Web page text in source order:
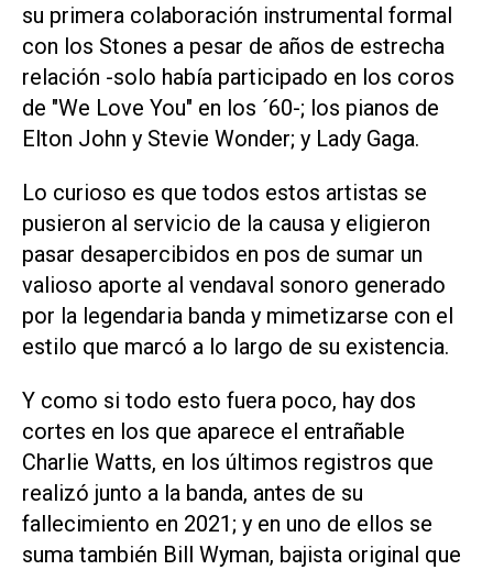
su primera colaboración instrumental formal
con los Stones a pesar de años de estrecha
relación -solo había participado en los coros
de "We Love You" en los ´60-; los pianos de
Elton John y Stevie Wonder; y Lady Gaga.
Lo curioso es que todos estos artistas se
pusieron al servicio de la causa y eligieron
pasar desapercibidos en pos de sumar un
valioso aporte al vendaval sonoro generado
por la legendaria banda y mimetizarse con el
estilo que marcó a lo largo de su existencia.
Y como si todo esto fuera poco, hay dos
cortes en los que aparece el entrañable
Charlie Watts, en los últimos registros que
realizó junto a la banda, antes de su
fallecimiento en 2021; y en uno de ellos se
suma también Bill Wyman, bajista original que